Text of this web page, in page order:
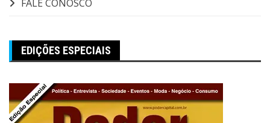
FALE CONOSCO
EDIÇÕES ESPECIAIS